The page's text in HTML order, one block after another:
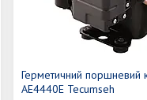
Герметичний поршневий
AE4440E Tecumseh